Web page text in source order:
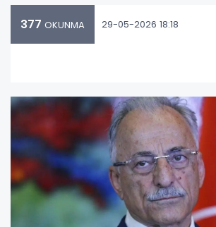
377 OKUNMA 29-05-2026 18:18